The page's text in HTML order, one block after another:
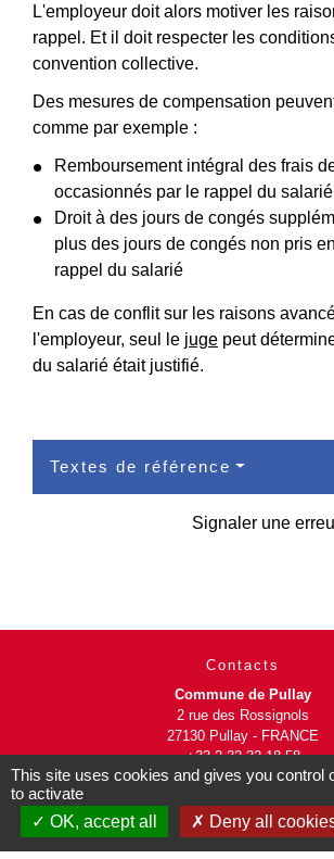
L'employeur doit alors motiver les
rappel. Et il doit respecter les
convention collective.
Des mesures de compensation
comme par exemple :
Remboursement intégral des frais
occasionnés par le rappel du salarié
Droit à des jours de congés
plus des jours de congés non pris
rappel du salarié
En cas de conflit sur les raisons
l'employeur, seul le juge peut
du salarié était justifié.
Textes de référence
Signaler une
Contacts
Commune de Pullay
2 rue des Rossignols
27130 Pullay - FRANCE
+33 2 32 32 18 58
Site internet :
www.pullay.fr
This site uses cookies and gives you control
to activate
OK, accept all
Deny all